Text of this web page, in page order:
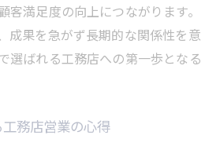
客満足度の向上につながります。
成果を急がず長期的な関係性を意
選ばれる工務店への第一歩となる
務店営業の心得